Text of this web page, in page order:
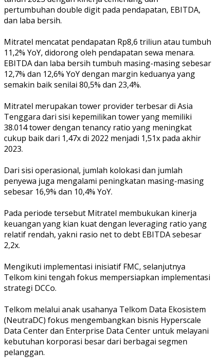
pertumbuhan double digit pada pendapatan, EBITDA,
dan laba bersih.
Mitratel mencatat pendapatan Rp8,6 triliun atau tumbuh
11,2% YoY, didorong oleh pendapatan sewa menara.
EBITDA dan laba bersih tumbuh masing-masing sebesar
12,7% dan 12,6% YoY dengan margin keduanya yang
semakin baik senilai 80,5% dan 23,4%.
Mitratel merupakan tower provider terbesar di Asia
Tenggara dari sisi kepemilikan tower yang memiliki
38.014 tower dengan tenancy ratio yang meningkat
cukup baik dari 1,47x di 2022 menjadi 1,51x pada akhir
2023.
Dari sisi operasional, jumlah kolokasi dan jumlah
penyewa juga mengalami peningkatan masing-masing
sebesar 16,9% dan 10,4% YoY.
Pada periode tersebut Mitratel membukukan kinerja
keuangan yang kian kuat dengan leveraging ratio yang
relatif rendah, yakni rasio net to debt EBITDA sebesar
2,2x.
Mengikuti implementasi inisiatif FMC, selanjutnya
Telkom kini tengah fokus mempersiapkan implementasi
strategi DCCo.
Telkom melalui anak usahanya Telkom Data Ekosistem
(NeutraDC) fokus mengembangkan bisnis Hyperscale
Data Center dan Enterprise Data Center untuk melayani
kebutuhan korporasi besar dari berbagai segmen
pelanggan.